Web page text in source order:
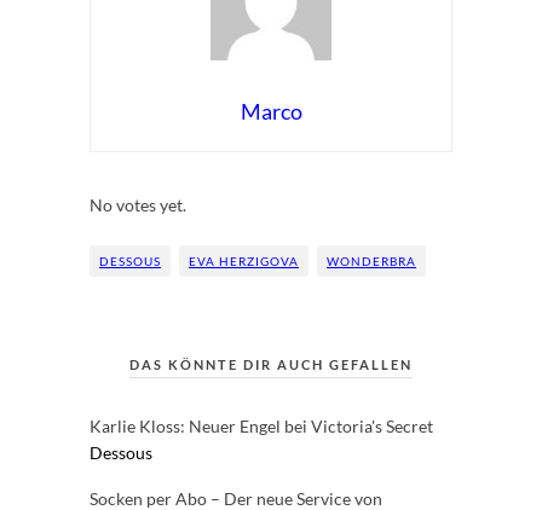
Marco
No votes yet.
DESSOUS EVA HERZIGOVA WONDERBRA
DAS KÖNNTE DIR AUCH GEFALLEN
Karlie Kloss: Neuer Engel bei Victoria's Secret
Dessous
Socken per Abo – Der neue Service von